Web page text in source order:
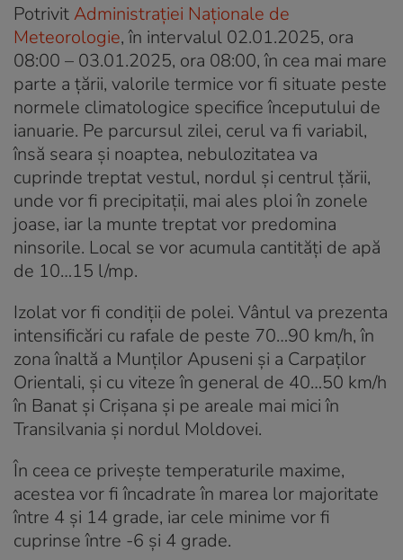
PotrivitAdministrației Naționale de
Meteorologie, în intervalul 02.01.2025, ora
08:00 – 03.01.2025, ora 08:00, în cea mai mare
parte a țării, valorile termice vor fi situate peste
normele climatologice specifice începutului de
ianuarie. Pe parcursul zilei, cerul va fi variabil,
însă seara și noaptea, nebulozitatea va
cuprinde treptat vestul, nordul și centrul țării,
unde vor fi precipitații, mai ales ploi în zonele
joase, iar la munte treptat vor predomina
ninsorile. Local se vor acumula cantități de apă
de 10…15 l/mp.
Izolat vor fi condiții de polei. Vântul va prezenta
intensificări cu rafale de peste 70…90 km/h, în
zona înaltă a Munților Apuseni și a Carpaților
Orientali, și cu viteze în general de 40…50 km/h
în Banat și Crișana și pe areale mai mici în
Transilvania și nordul Moldovei.
În ceea ce privește temperaturile maxime,
acestea vor fi încadrate în marea lor majoritate
între 4 și 14 grade, iar cele minime vor fi
cuprinse între -6 și 4 grade.